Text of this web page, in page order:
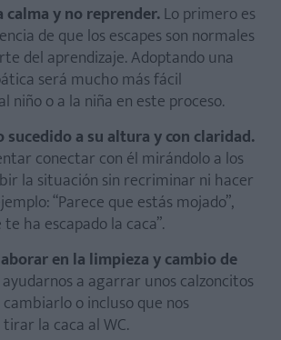
y no reprender.Lo primero es
de que los escapes son normales
del aprendizaje. Adoptando una
será mucho más fácil
niño o a la niña en este proceso.
sucedido a su altura y con claridad.
conectar con él mirándolo a los
la situación sin recriminar ni hacer
“Parece que estás mojado”,
te ha escapado la caca”.
en la limpieza y cambio de
ayudarnos a agarrar unos calzoncitos
o incluso que nos
la caca al WC.